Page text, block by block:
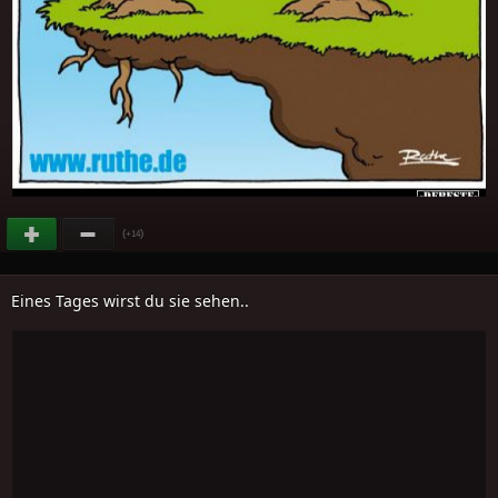
(+14)
Eines Tages wirst du sie sehen..